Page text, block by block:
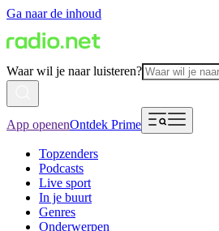
Ga naar de inhoud
Waar wil je naar luisteren?
App openenOntdek Prime
Topzenders
Podcasts
Live sport
In je buurt
Genres
Onderwerpen